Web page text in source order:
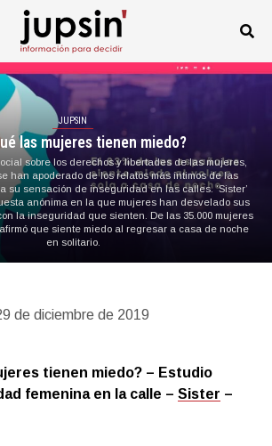
JUPSIN
las mujeres tienen miedo?
sobre los derechos y libertades de las mujeres,
han apoderado de los relatos más íntimos de las
su sensación de inseguridad en las calles. ‘Sister’
anónima en la que mujeres han desvelado sus
la inseguridad que sienten. De las 35.000 mujeres
que siente miedo al regresar a casa de noche
en solitario.
de diciembre de 2019
tienen miedo? – Estudio
femenina en la calle – Sister –